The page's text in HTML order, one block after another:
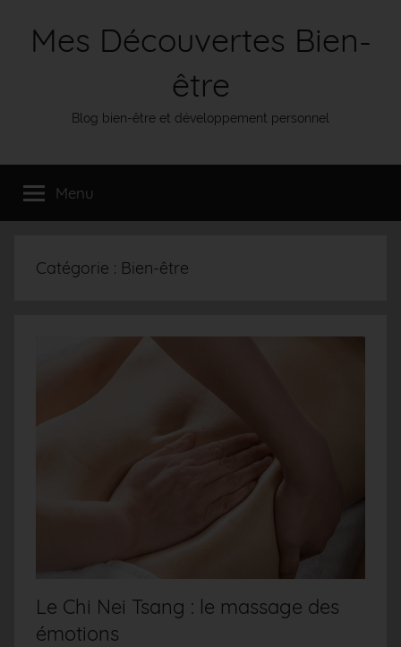
Mes Découvertes Bien-
être
Blog bien-être et développement personnel
Menu
Catégorie : Bien-être
Le Chi Nei Tsang : le massage des
émotions